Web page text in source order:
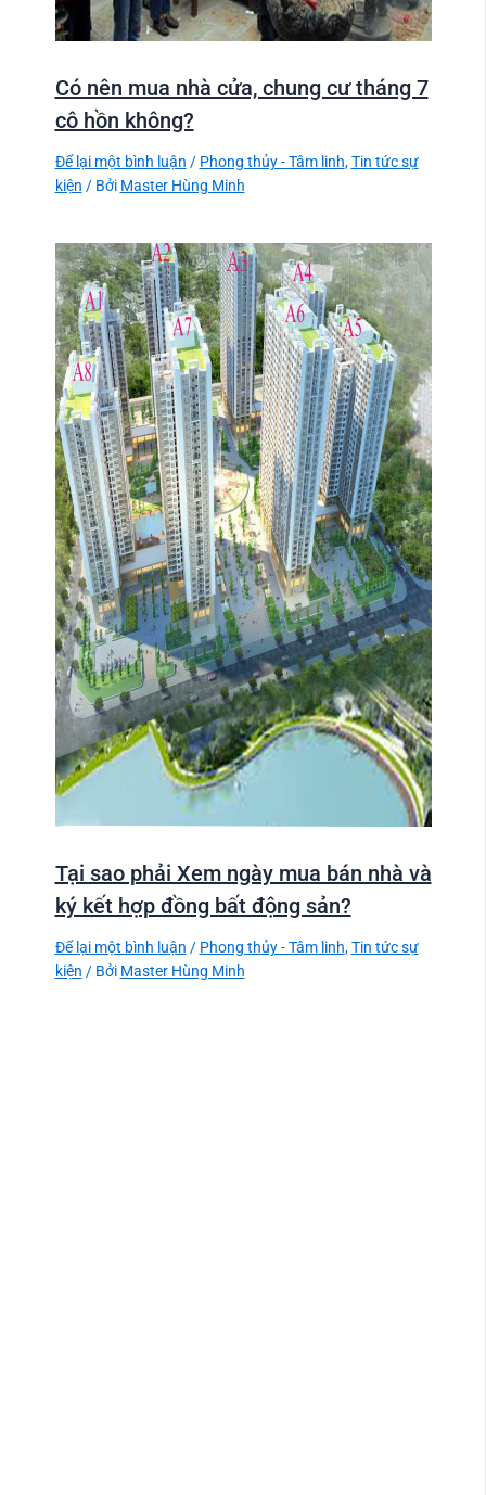
Có nên mua nhà cửa, chung cư tháng 7
cô hồn không?
Để lại một bình luận / Phong thủy - Tâm linh,Tin tức sự
kiện / Bởi Master Hùng Minh
Tại sao phải Xem ngày mua bán nhà và
ký kết hợp đồng bất động sản?
Để lại một bình luận / Phong thủy - Tâm linh,Tin tức sự
kiện / Bởi Master Hùng Minh